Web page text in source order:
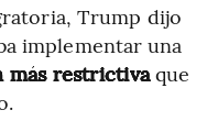
Trump dijo
implementar una
más restrictivaque